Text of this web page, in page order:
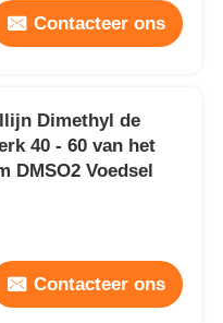
Contacteer ons
Dimethyl de
40 - 60 van het
DMSO2 Voedsel
Contacteer ons